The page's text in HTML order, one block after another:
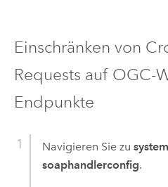
Einschränken von
Requests auf OGC-
Endpunkte
Navigieren Sie zu system
soaphandlerconfig.